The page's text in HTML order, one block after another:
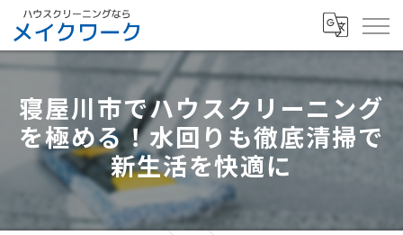
寝屋川市でハウスクリーニング
を極める！水回りも徹底清掃で
新生活を快適に